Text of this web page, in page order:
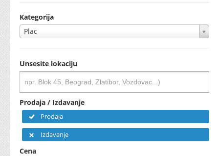
Kategorija
Plac
Unsesite lokaciju
Prodaja / Izdavanje
Prodaja
Izdavanje
Cena